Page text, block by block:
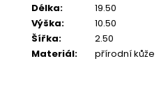
Délka:
19.50
Výška:
10.50
Šířka:
2.50
Materiál: přírodní kůže